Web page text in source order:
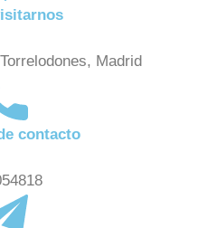
Madrid
contacto